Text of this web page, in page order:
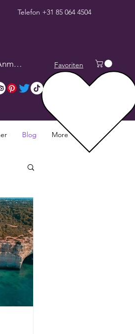
Telefon +31 85 064 4504
Favoriten
Blog More